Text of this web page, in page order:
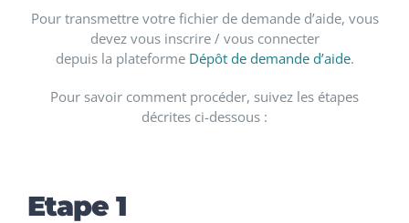
Pour transmettre votre fichier de demande d’aide, vous
devez vous inscrire / vous connecter
depuis la plateforme Dépôt de demande d’aide.
Pour savoir comment procéder, suivez les étapes
décrites ci-dessous :
Etape 1